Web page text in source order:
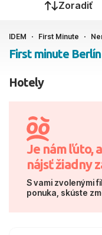
Kedy cestujete?
Ako cestujete?
2 dospelí, 0 deti
Zoradiť
IDEM First Minute
First minute Berlín
Hotely
Je nám ľúto,
nájsť žiadny
S vami zvolenými
ponuka, skúste